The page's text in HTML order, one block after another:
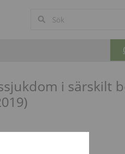
i särskilt